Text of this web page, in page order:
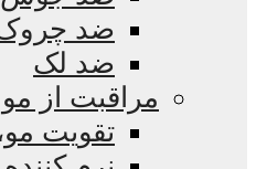
ضد
ضد لک
مراقبت از مو
تقویت